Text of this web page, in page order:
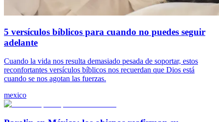
5 versículos bíblicos para cuando no puedes seguir
adelante
Cuando la vida nos resulta demasiado pesada de soportar, estos
reconfortantes versículos bíblicos nos recuerdan que Dios está
cuando se nos agotan las fuerzas.
mexico